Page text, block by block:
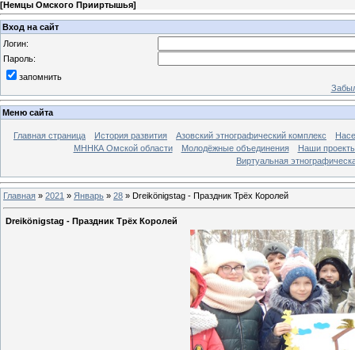
[Немцы Омского Прииртышья]
Вход на сайт
Логин:
Пароль:
запомнить
Меню сайта
Главная страница История развития Азовский этнографический комплекс
МННКА Омской области
Молодёжные объединения
Наши
Виртуальная
Главная » 2021 » Январь » 28 » Dreikönigstag - Праздник Трёх Королей
Dreikönigstag - Праздник Трёх Королей